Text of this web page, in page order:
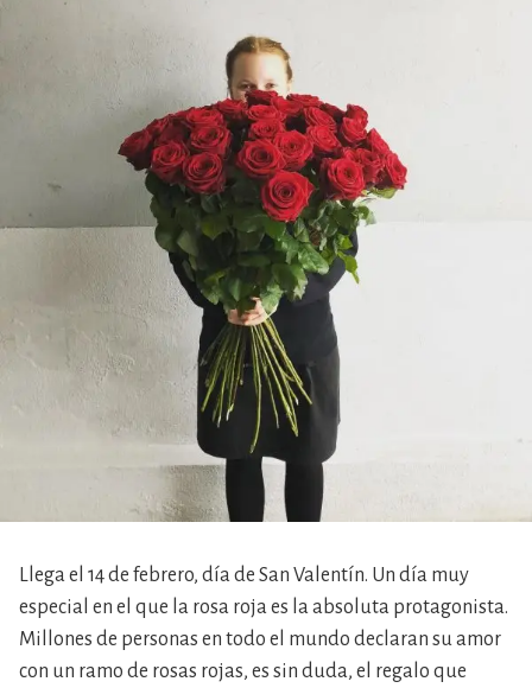
t
Llega el 14 de febrero, día de San Valentín. Un día muy
especial en el que la rosa roja es la absoluta protagonista.
Millones de personas en todo el mundo declaran su amor
con un ramo de rosas rojas, es sin duda, el regalo que